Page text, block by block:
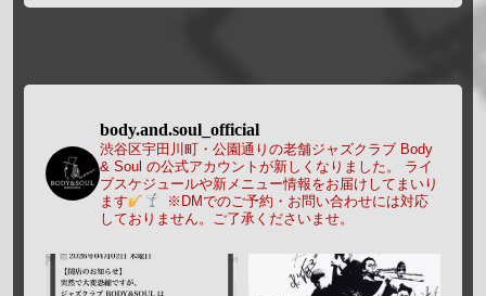
body.and.soul_official
渋谷区宇田川町・公園通りの老舗ジャズクラブ Body
& Soul の公式アカウントが新しくなりました。
ライ
ブスケジュールや新メニュー情報をお届けしてまいり
ます
※DMでのご予約・お問い合わせには対応
しておりません。ご了承くださいませ。